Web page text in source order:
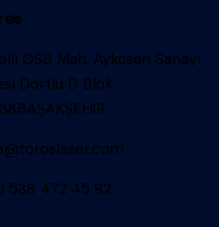
OSB Mah. Aykosan Sanayi
Dörtlü D Blok
538 472 45 82